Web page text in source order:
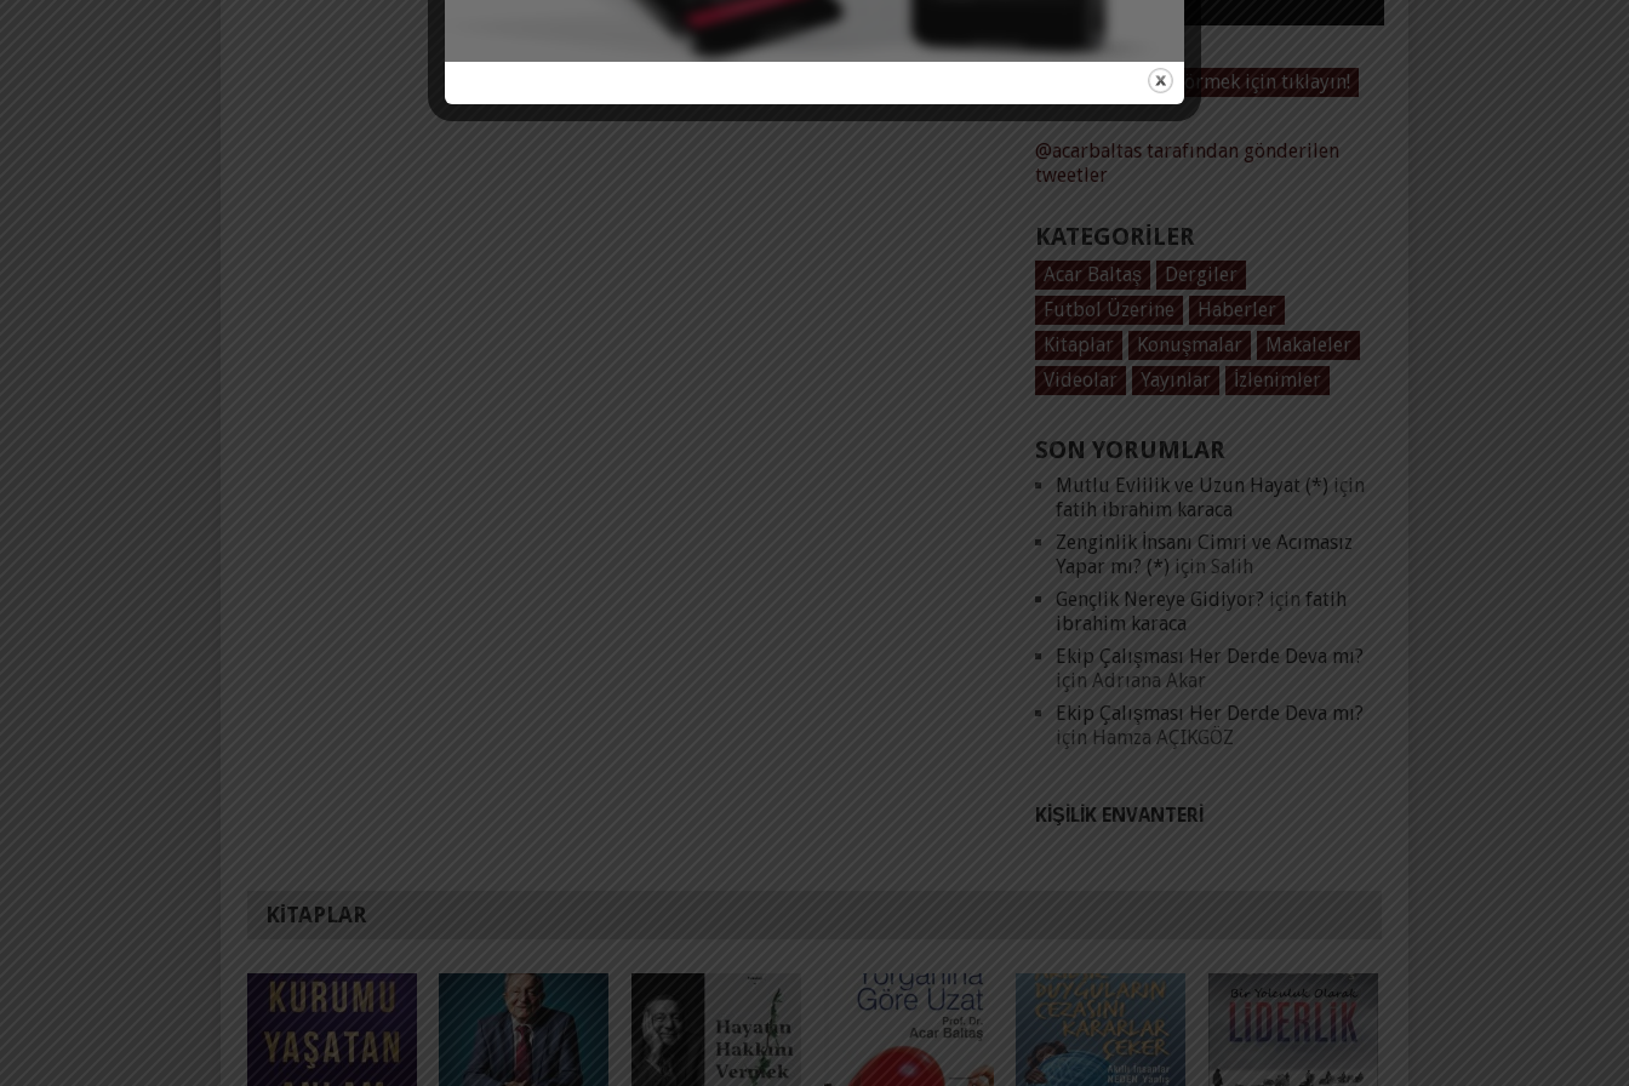
Tüm Videoları görmek için tıklayın!
@acarbaltas tarafından gönderilen
tweetler
KATEGORILER
Acar Baltaş
Dergiler
Futbol Üzerine
Haberler
Kitaplar
Konuşmalar
Makaleler
Videolar
Yayınlar İzlenimler
SON YORUMLAR
Mutlu Evlilik ve Uzun Hayat (*) için
fatih ibrahim karaca
Zenginlik İnsanı Cimri ve Acımasız
Yapar mı? (*) için Salih
Gençlik Nereye Gidiyor? içinfatih
ibrahim karaca
Ekip Çalışması Her Derde Deva mı?
için Adrıana Akar
Ekip Çalışması Her Derde Deva mı?
için Hamza AÇIKGÖZ
KIŞILIK ENVANTERI
KITAPLAR